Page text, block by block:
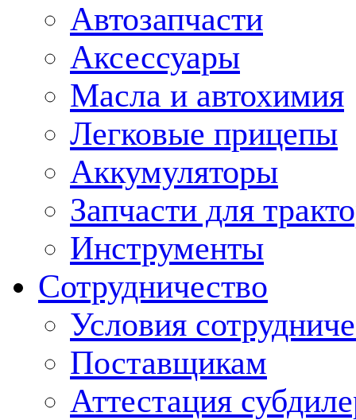
Автозапчасти
Аксессуары
Масла и автохимия
Легковые прицепы
Аккумуляторы
Запчасти для
Инструменты
Сотрудничество
Условия
Поставщикам
Аттестация